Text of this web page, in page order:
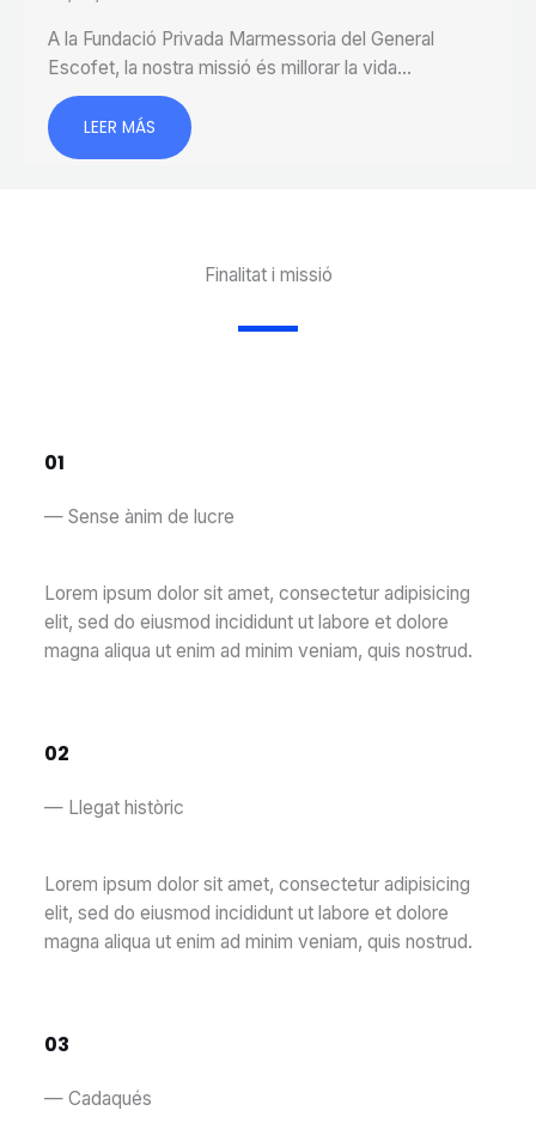
A la Fundació Privada Marmessoria del General
Escofet, la nostra missió és millorar la vida…
LEER MÁS
Finalitat i missió​
01
— Sense ànim de lucre
Lorem ipsum dolor sit amet, consectetur adipisicing
elit, sed do eiusmod incididunt ut labore et dolore
magna aliqua ut enim ad minim veniam, quis nostrud.
02
— Llegat històric
Lorem ipsum dolor sit amet, consectetur adipisicing
elit, sed do eiusmod incididunt ut labore et dolore
magna aliqua ut enim ad minim veniam, quis nostrud.
03
— Cadaqués